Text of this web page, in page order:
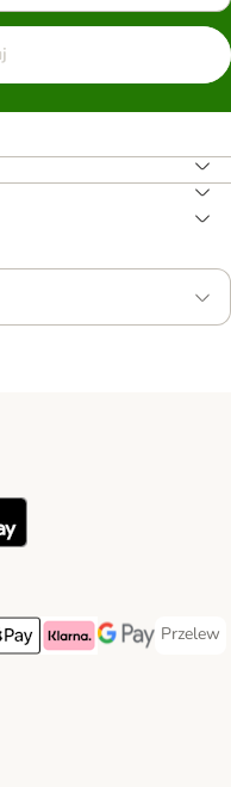
Method
Pay Payment Method
Klarna Payment Method
Google Pay
Przelew
Przelew